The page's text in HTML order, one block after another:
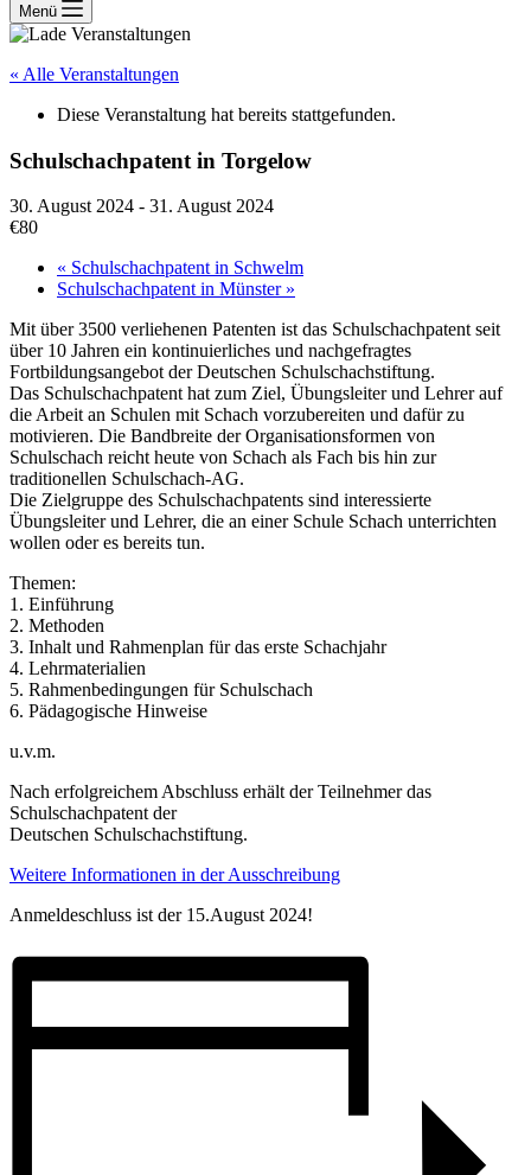
Menü
« Alle Veranstaltungen
Diese Veranstaltung hat bereits stattgefunden.
Schulschachpatent in Torgelow
30. August 2024 - 31. August 2024
€80
« Schulschachpatent in Schwelm
Schulschachpatent in Münster »
Mit über 3500 verliehenen Patenten ist das Schulschachpatent seit
über 10 Jahren ein kontinuierliches und nachgefragtes
Fortbildungsangebot der Deutschen Schulschachstiftung.
Das Schulschachpatent hat zum Ziel, Übungsleiter und Lehrer auf
die Arbeit an Schulen mit Schach vorzubereiten und dafür zu
motivieren. Die Bandbreite der Organisationsformen von
Schulschach reicht heute von Schach als Fach bis hin zur
traditionellen Schulschach-AG.
Die Zielgruppe des Schulschachpatents sind interessierte
Übungsleiter und Lehrer, die an einer Schule Schach unterrichten
wollen oder es bereits tun.
Themen:
1. Einführung
2. Methoden
3. Inhalt und Rahmenplan für das erste Schachjahr
4. Lehrmaterialien
5. Rahmenbedingungen für Schulschach
6. Pädagogische Hinweise
u.v.m.
Nach erfolgreichem Abschluss erhält der Teilnehmer das
Schulschachpatent der
Deutschen Schulschachstiftung.
Weitere Informationen in der Ausschreibung
Anmeldeschluss ist der 15.August 2024!